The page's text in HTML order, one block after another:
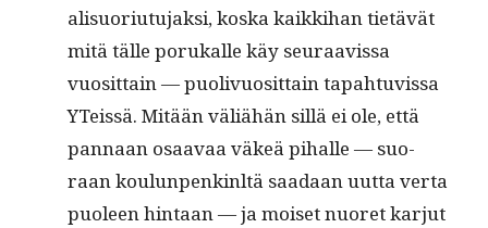
alisuo­ri­u­tu­jak­si, kos­ka kaikki­han tietävät
mitä tälle porukalle käy seu­raavis­sa
vuosit­tain — puo­livu­osit­tain tapah­tu­vis­sa
YTeis­sä. Mitään väliähän sil­lä ei ole, että
pan­naan osaavaa väkeä pihalle — suo­
raan koulun­penkinltä saadaan uut­ta ver­ta
puoleen hin­taan — ja moi­set nuoret kar­jut